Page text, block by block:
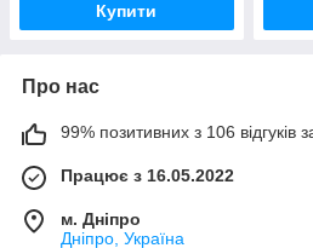
Купити
Про нас
99% позитивних з 106 відгуків
Працює з 16.05.2022
м. Дніпро
Дніпро, Україна